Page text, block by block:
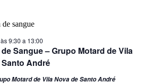
Sangue – Grupo Motard de Vila
André
9:30 a 13:00
Motard de Vila Nova de Santo André